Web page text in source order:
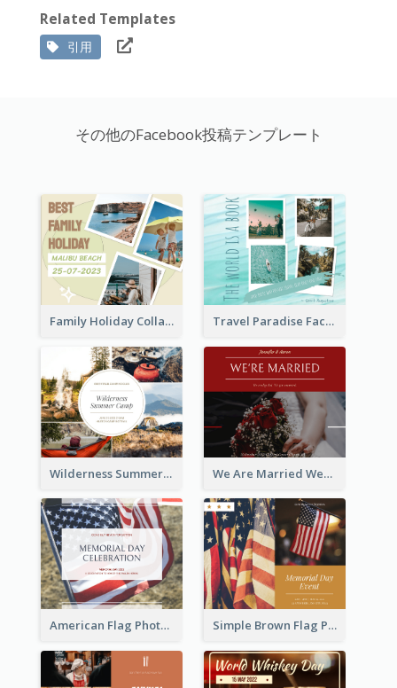
Related Templates
引用
その他のFacebook投稿テンプレート
Family Holiday Collage Facebook Post Travel Paradise Facebook Post
Wilderness Summer Camp Facebook Post We Are Married Wedding Facebook Post
American Flag Photo Memorial Day Celebration Facebook Post Simple Brown Flag Photo Memorial Day Facebook Post